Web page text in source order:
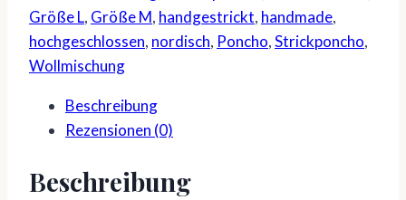
Grauton
Größe
M-
Menge
Größe L, Größe M, handgestrickt, handmade,
hochgeschlossen, nordisch, Poncho,Strickponcho,
Wollmischung
Beschreibung
Rezensionen (0)
Beschreibung